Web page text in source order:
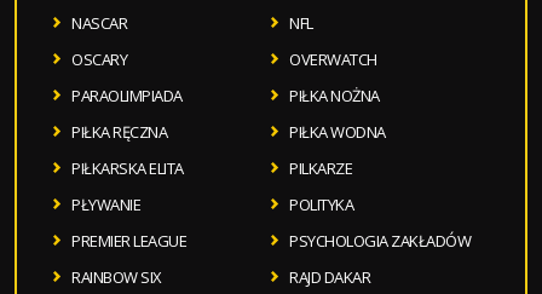
NASCAR
NFL
OSCARY
OVERWATCH
PARAOLIMPIADA
PIŁKA NOŻNA
PIŁKA RĘCZNA
PIŁKA WODNA
PIŁKARSKA ELITA
PILKARZE
PŁYWANIE
POLITYKA
PREMIER LEAGUE
PSYCHOLOGIA ZAKŁADÓW
RAINBOW SIX
RAJD DAKAR